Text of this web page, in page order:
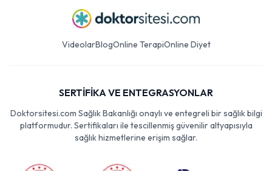
VideolarBlogOnline TerapiOnline Diyet
SERTİFİKA VE ENTEGRASYONLAR
Doktorsitesi.com Sağlık Bakanlığı onaylı ve entegreli bir sağlık bilgi
platformudur. Sertifikaları ile tescillenmiş güvenilir altyapısıyla
sağlık hizmetlerine erişim sağlar.